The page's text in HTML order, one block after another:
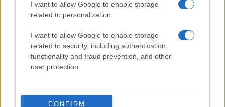
I want to allow Google to enable storage
related to personalization.
I want to allow Google to enable storage
related to security, including authentication
functionality and fraud prevention, and other
user protection.
CONFIRM
Scopri Rocca San Giovanni, il borgo abruzzese tra
mare e storia
LIFESTYLE